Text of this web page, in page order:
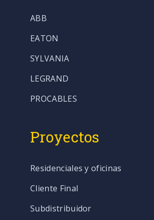
ABB
EATON
SYLVANIA
LEGRAND
PROCABLES
Proyectos
Residenciales y oficinas
Cliente Final
Subdistribuidor